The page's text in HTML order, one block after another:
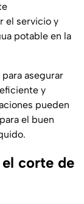
el servicio y
potable en la
asegurar
y
pueden
el buen
corte de